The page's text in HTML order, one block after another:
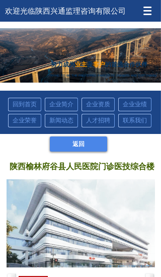
欢迎光临陕西兴通监理咨询有限公司
努力成为业主及客户的首选合作伙伴
TRYING TO BE THE PREFERRED PARTER OF OWNERS AND CUSTOMERS
回到首页 企业简介 企业资质 企业业绩
企业荣誉 新闻动态 人才招聘 联系我们
返回
陕西榆林府谷县人民医院门诊医技综合楼